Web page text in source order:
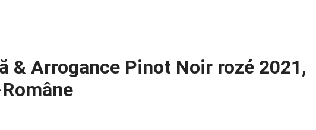
& Arrogance Pinot Noir rozé 2021,